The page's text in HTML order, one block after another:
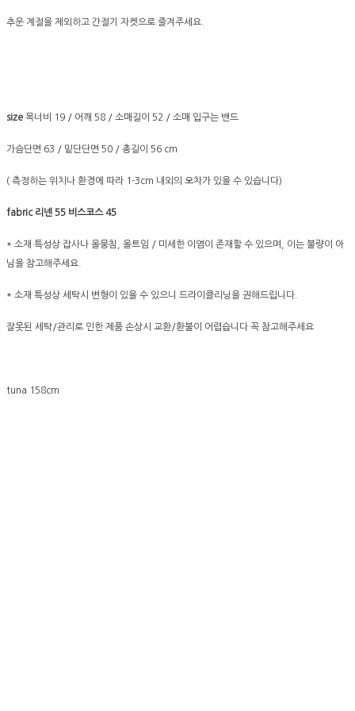
추운 계절을 제외하고 간절기 자켓으로 즐겨주세요.
size 목너비 19 / 어깨 58 / 소매길이 52 / 소매 입구는 밴드
가슴단면 63 / 밑단단면 50 / 총길이 56 cm
( 측정하는 위치나 환경에 따라 1-3cm 내외의 오차가 있을 수 있습니다)
fabric 리넨 55 비스코스 45
* 소재 특성상 잡사나 올뭉침, 올트임 / 미세한 이염이 존재할 수 있으며, 이는 불량이 아
님을 참고해주세요.
* 소재 특성상 세탁시 변형이 있을 수 있으니 드라이클리닝을 권해드립니다.
잘못된 세탁/관리로 인한 제품 손상시 교환/환불이 어렵습니다 꼭 참고해주세요
tuna 158cm